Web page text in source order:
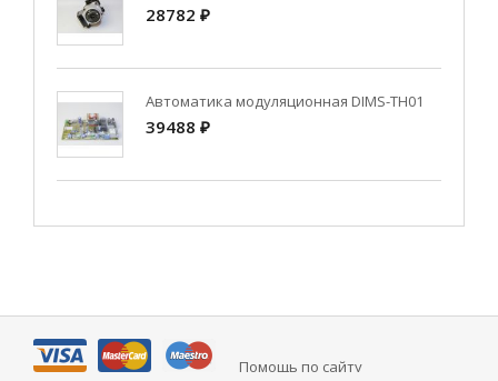
28782 ₽
Автоматика модуляционная DIMS-TH01
39488 ₽
Помощь по сайту